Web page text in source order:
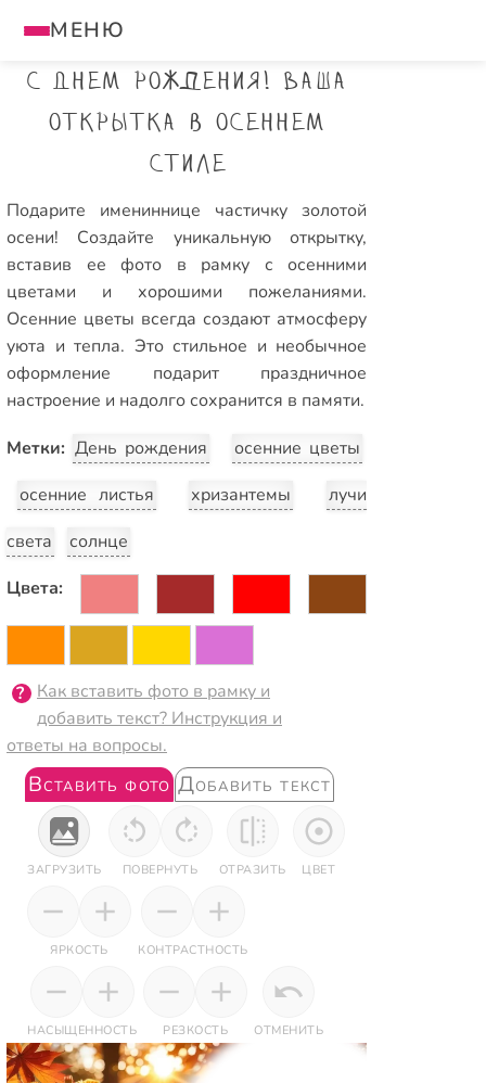
МЕНЮ
С Днем рождения! Ваша
открытка в осеннем
стиле
Подарите имениннице частичку золотой
осени! Создайте уникальную открытку,
вставив ее фото в рамку с осенними
цветами и хорошими пожеланиями.
Осенние цветы всегда создают атмосферу
уюта и тепла. Это стильное и необычное
оформление подарит праздничное
настроение и надолго сохранится в памяти.
Метки: День рождения
осенние цветы
осенние листья
хризантемы
лучи
света
солнце
Цвета:
Как вставить фото в рамку и
добавить текст? Инструкция и
ответы на вопросы.
Вставить фото Добавить текст
ЗАГРУЗИТЬ ПОВЕРНУТЬ ОТРАЗИТЬ ЦВЕТ
ЯРКОСТЬ КОНТРАСТНОСТЬ
НАСЫЩЕННОСТЬ РЕЗКОСТЬ ОТМЕНИТЬ